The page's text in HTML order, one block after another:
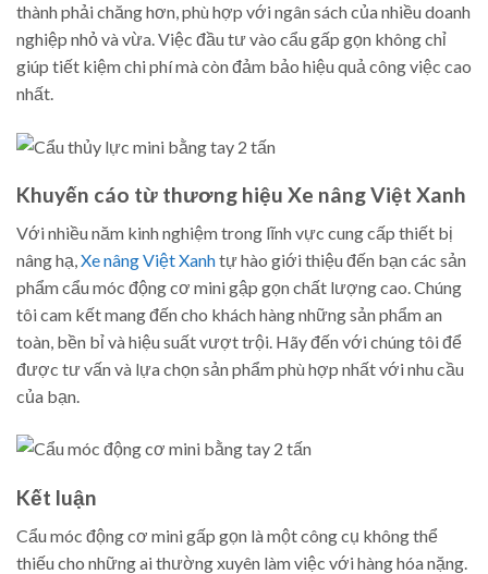
thành phải chăng hơn, phù hợp với ngân sách của nhiều doanh
nghiệp nhỏ và vừa. Việc đầu tư vào cẩu gấp gọn không chỉ
giúp tiết kiệm chi phí mà còn đảm bảo hiệu quả công việc cao
nhất.
Khuyến cáo từ thương hiệu Xe nâng Việt Xanh
Với nhiều năm kinh nghiệm trong lĩnh vực cung cấp thiết bị
nâng hạ,Xe nâng Việt Xanhtự hào giới thiệu đến bạn các sản
phẩm cẩu móc động cơ mini gập gọn chất lượng cao. Chúng
tôi cam kết mang đến cho khách hàng những sản phẩm an
toàn, bền bỉ và hiệu suất vượt trội. Hãy đến với chúng tôi để
được tư vấn và lựa chọn sản phẩm phù hợp nhất với nhu cầu
của bạn.
Kết luận
Cẩu móc động cơ mini gấp gọn là một công cụ không thể
thiếu cho những ai thường xuyên làm việc với hàng hóa nặng.